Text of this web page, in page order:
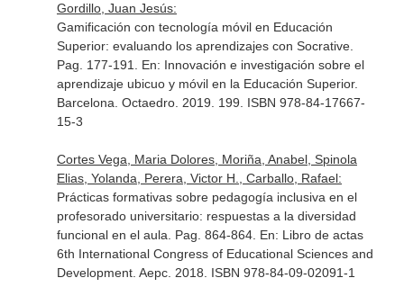
Gordillo, Juan Jesús:
Gamificación con tecnología móvil en Educación
Superior: evaluando los aprendizajes con Socrative.
Pag. 177-191. En: Innovación e investigación sobre el
aprendizaje ubicuo y móvil en la Educación Superior.
Barcelona. Octaedro. 2019. 199. ISBN 978-84-17667-
15-3
Cortes Vega, Maria Dolores, Moriña, Anabel, Spinola
Elias, Yolanda, Perera, Victor H., Carballo, Rafael:
Prácticas formativas sobre pedagogía inclusiva en el
profesorado universitario: respuestas a la diversidad
funcional en el aula. Pag. 864-864. En: Libro de actas
6th International Congress of Educational Sciences and
Development. Aepc. 2018. ISBN 978-84-09-02091-1